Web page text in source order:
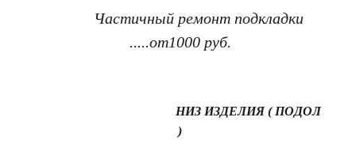
Частичный ремонт подкладки
.....от1000 руб.
НИЗ ИЗДЕЛИЯ ( ПОДОЛ
)